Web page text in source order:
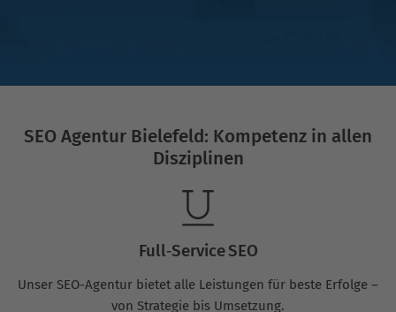
SEO Agentur Bielefeld: Kompetenz in allen
Disziplinen
Full‑Service SEO
Unser SEO-Agentur bietet alle Leistungen für beste Erfolge –
von Strategie bis Umsetzung.